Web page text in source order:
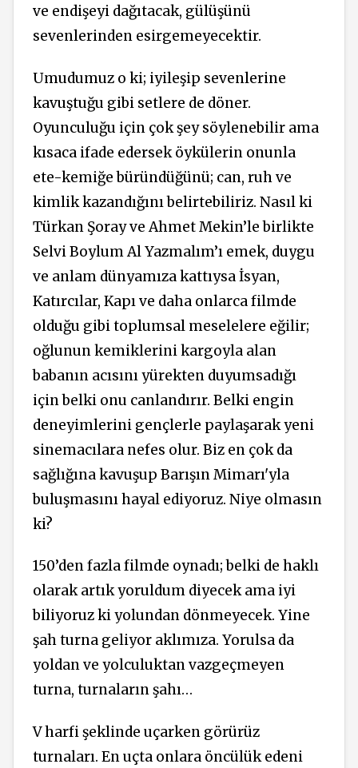
ve endişeyi dağıtacak, gülüşünü
sevenlerinden esirgemeyecektir.
Umudumuz o ki; iyileşip sevenlerine
kavuştuğu gibi setlere de döner.
Oyunculuğu için çok şey söylenebilir ama
kısaca ifade edersek öykülerin onunla
ete-kemiğe büründüğünü; can, ruh ve
kimlik kazandığını belirtebiliriz. Nasıl ki
Türkan Şoray ve Ahmet Mekin’le birlikte
Selvi Boylum Al Yazmalım’ı emek, duygu
ve anlam dünyamıza kattıysa İsyan,
Katırcılar, Kapı ve daha onlarca filmde
olduğu gibi toplumsal meselelere eğilir;
oğlunun kemiklerini kargoyla alan
babanın acısını yürekten duyumsadığı
için belki onu canlandırır. Belki engin
deneyimlerini gençlerle paylaşarak yeni
sinemacılara nefes olur. Biz en çok da
sağlığına kavuşup Barışın Mimarı'yla
buluşmasını hayal ediyoruz. Niye olmasın
ki?
150’den fazla filmde oynadı; belki de haklı
olarak artık yoruldum diyecek ama iyi
biliyoruz ki yolundan dönmeyecek. Yine
şah turna geliyor aklımıza. Yorulsa da
yoldan ve yolculuktan vazgeçmeyen
turna, turnaların şahı…
V harfi şeklinde uçarken görürüz
turnaları. En uçta onlara öncülük edeni